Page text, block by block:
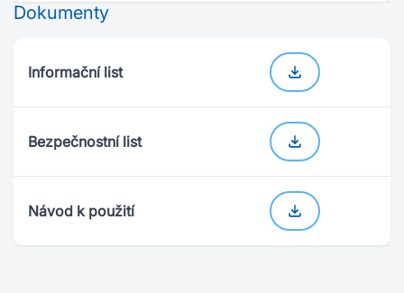
Dokumenty
Informační list
Bezpečnostní list
Návod k použití